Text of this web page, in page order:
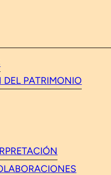
DEL PATRIMONIO